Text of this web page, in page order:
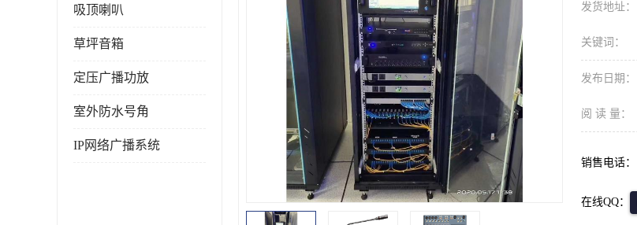
吸顶喇叭
草坪音箱
定压广播功放
室外防水号角
IP网络广播系统
发货地址：
关键词：
发布日期：
阅 读 量：
销售电话：
在线QQ：